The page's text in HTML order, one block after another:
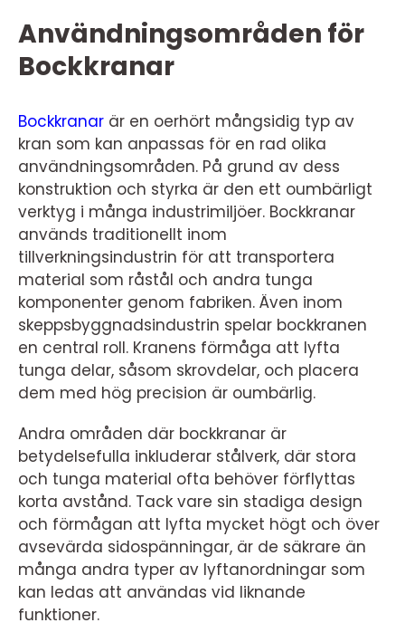
Användningsområden för
Bockkranar
Bockkranar är en oerhört mångsidig typ av
kran som kan anpassas för en rad olika
användningsområden. På grund av dess
konstruktion och styrka är den ett oumbärligt
verktyg i många industrimiljöer. Bockkranar
används traditionellt inom
tillverkningsindustrin för att transportera
material som råstål och andra tunga
komponenter genom fabriken. Även inom
skeppsbyggnadsindustrin spelar bockkranen
en central roll. Kranens förmåga att lyfta
tunga delar, såsom skrovdelar, och placera
dem med hög precision är oumbärlig.
Andra områden där bockkranar är
betydelsefulla inkluderar stålverk, där stora
och tunga material ofta behöver förflyttas
korta avstånd. Tack vare sin stadiga design
och förmågan att lyfta mycket högt och över
avsevärda sidospänningar, är de säkrare än
många andra typer av lyftanordningar som
kan ledas att användas vid liknande
funktioner.